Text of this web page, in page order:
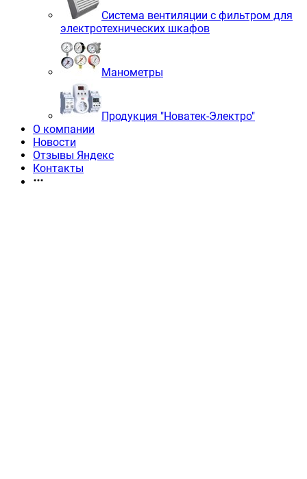
Система вентиляции с фильтром для
электротехнических шкафов
Манометры
Продукция "Новатек-Электро"
О компании
Новости
Отзывы Яндекс
Контакты